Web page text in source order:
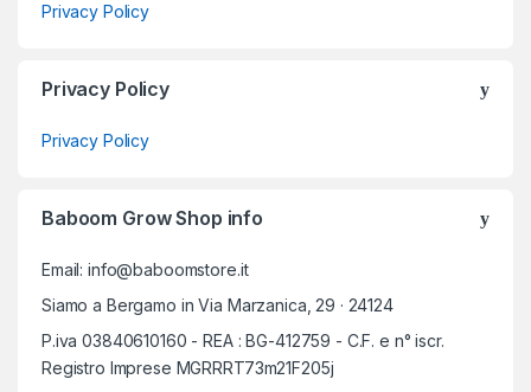
Privacy Policy
Privacy Policy
Privacy Policy
Baboom Grow Shop info
Email: info@baboomstore.it
Siamo a Bergamo in Via Marzanica, 29 · 24124
P.iva 03840610160 - REA : BG-412759 - C.F. e n° iscr.
Registro Imprese MGRRRT73m21F205j